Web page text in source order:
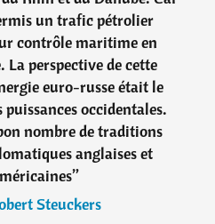
un trafic pétrolier
contrôle maritime en
La perspective de cette
euro-russe était le
puissances occidentales.
nombre de traditions
anglaises et
”
Steuckers